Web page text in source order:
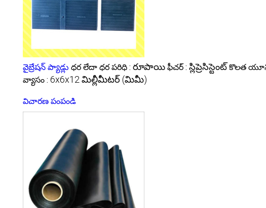
వైబ్రేషన్ ప్యాడ్లు ధర లేదా ధర పరిధి : రూపాయి ఫీచర్ : స్లిప్రెసిస్టెంట్ కొలత
వ్యాసం : 6x6x12 మిల్లీమీటర్ (మిమీ)
విచారణ పంపండి